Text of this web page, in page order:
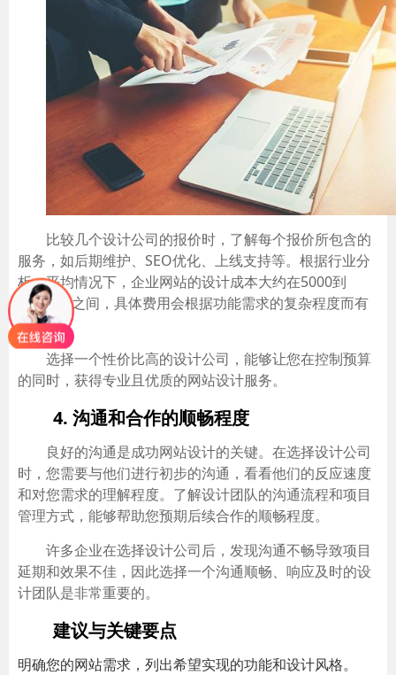
比较几个设计公司的报价时，了解每个报价所包含的
服务，如后期维护、SEO优化、上线支持等。根据行业分
析，平均情况下，企业网站的设计成本大约在5000到
20000元之间，具体费用会根据功能需求的复杂程度而有
所不同。
选择一个性价比高的设计公司，能够让您在控制预算
的同时，获得专业且优质的网站设计服务。
4. 沟通和合作的顺畅程度
良好的沟通是成功网站设计的关键。在选择设计公司
时，您需要与他们进行初步的沟通，看看他们的反应速度
和对您需求的理解程度。了解设计团队的沟通流程和项目
管理方式，能够帮助您预期后续合作的顺畅程度。
许多企业在选择设计公司后，发现沟通不畅导致项目
延期和效果不佳，因此选择一个沟通顺畅、响应及时的设
计团队是非常重要的。
建议与关键要点
明确您的网站需求，列出希望实现的功能和设计风格。